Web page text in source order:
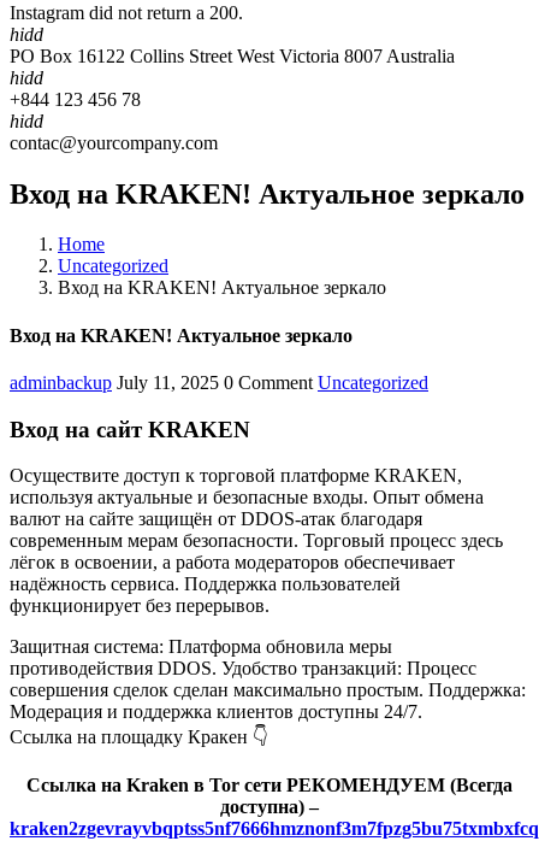
Instagram did not return a 200.
hidd
PO Box 16122 Collins Street West Victoria 8007 Australia
hidd
+844 123 456 78
hidd
contac@yourcompany.com
Вход на KRAKEN! Актуальное зеркало
Home
Uncategorized
Вход на KRAKEN! Актуальное зеркало
Вход на KRAKEN! Актуальное зеркало
adminbackup July 11, 2025 0 Comment Uncategorized
Вход на сайт KRAKEN
Осуществите доступ к торговой платформе KRAKEN,
используя актуальные и безопасные входы. Опыт обмена
валют на сайте защищён от DDOS-атак благодаря
современным мерам безопасности. Торговый процесс здесь
лёгок в освоении, а работа модераторов обеспечивает
надёжность сервиса. Поддержка пользователей
функционирует без перерывов.
Защитная система: Платформа обновила меры
противодействия DDOS. Удобство транзакций: Процесс
совершения сделок сделан максимально простым. Поддержка:
Модерация и поддержка клиентов доступны 24/7.
Ссылка на площадку Кракен 👇
Ссылка на Kraken в Tor сети РЕКОМЕНДУЕМ (Всегда
доступна) –